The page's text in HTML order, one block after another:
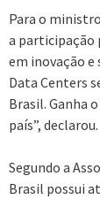
Para o
a participação
em inovação e
Data Centers
Brasil. Ganha
país”, declarou.
Segundo a
Brasil possui